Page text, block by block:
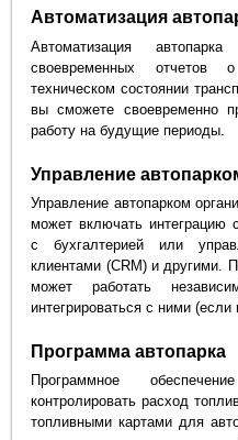
Автоматизация
Автоматизация
своевременных отчетов
техническом состоянии
вы сможете своевременно
работу на будущие периоды.
Управление
Управление автопарком
может включать интеграцию
с бухгалтерией или
клиентами (CRM) и другими.
может работать
интегрироваться с ними
Программа автопарка
Программное
контролировать расход
топливными картами для